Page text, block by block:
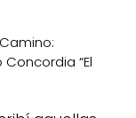
“El